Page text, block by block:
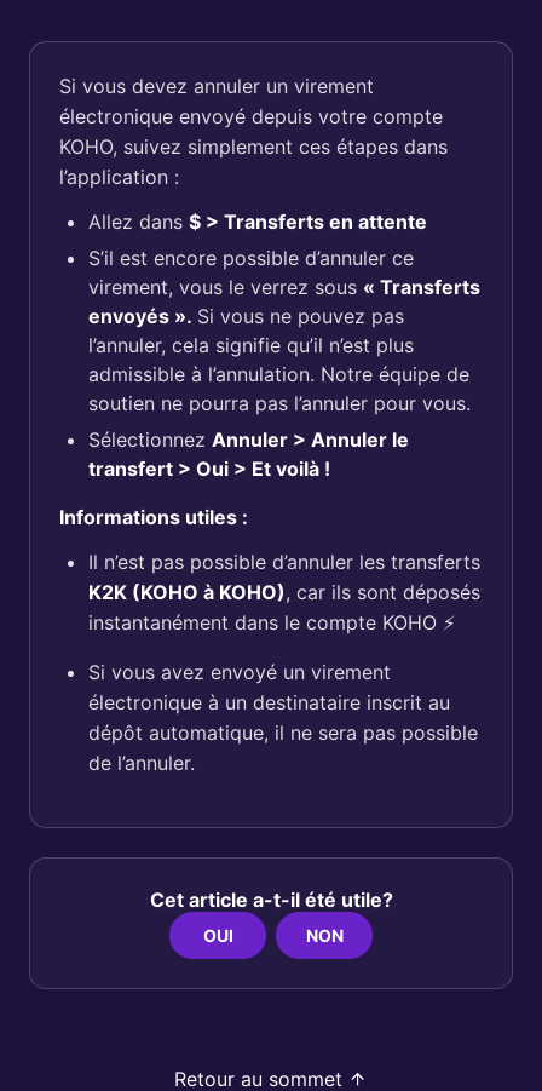
Si vous devez annuler un virement
électronique envoyé depuis votre compte
KOHO, suivez simplement ces étapes dans
l’application :
Allez dans $ > Transferts en attente
S’il est encore possible d’annuler ce
virement, vous le verrez sous « Transferts
envoyés ». Si vous ne pouvez pas
l’annuler, cela signifie qu’il n’est plus
admissible à l’annulation. Notre équipe de
soutien ne pourra pas l’annuler pour vous.
Sélectionnez Annuler > Annuler le
transfert > Oui > Et voilà !
Informations utiles :
Il n’est pas possible d’annuler les transferts
K2K (KOHO à KOHO), car ils sont déposés
instantanément dans le compte KOHO ⚡️
Si vous avez envoyé un virement
électronique à un destinataire inscrit au
dépôt automatique, il ne sera pas possible
de l’annuler.
Cet article a-t-il été utile?
OUI NON
Retour au sommet